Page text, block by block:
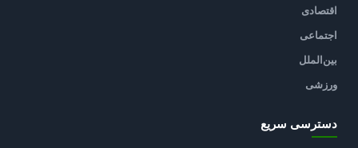
اقتصادی
اجتماعی
بین‌الملل
ورزشی
دسترسی سریع